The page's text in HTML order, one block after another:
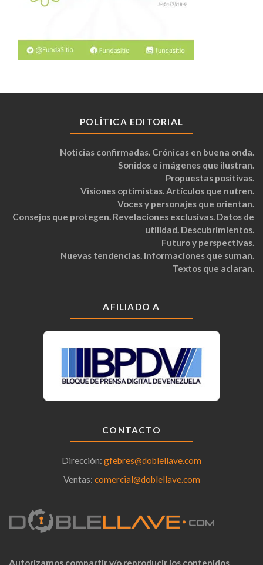
POLÍTICA EDITORIAL
Noticias confirmadas. Crónicas en buena onda.
Sonidos e imágenes que ilustran.
Propuestas positivas.
Visiones optimistas. Artículos que nutren.
Voces y personajes que orientan.
Consejos que protegen. Revelaciones exclusivas. Datos de
utilidad. Descubrimientos.
Futuro y perspectivas.
Nuevas tendencias. Informaciones que suman.
Textos que aclaran.
AFILIADO A
CONTACTO
Dirección: gfebres@doblellave.com
Ventas: comercial@doblellave.com
Autorizamos compartir y/o reproducir los contenidos